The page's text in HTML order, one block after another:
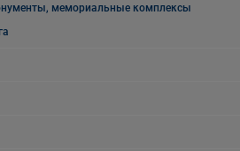
мемориальные комплексы